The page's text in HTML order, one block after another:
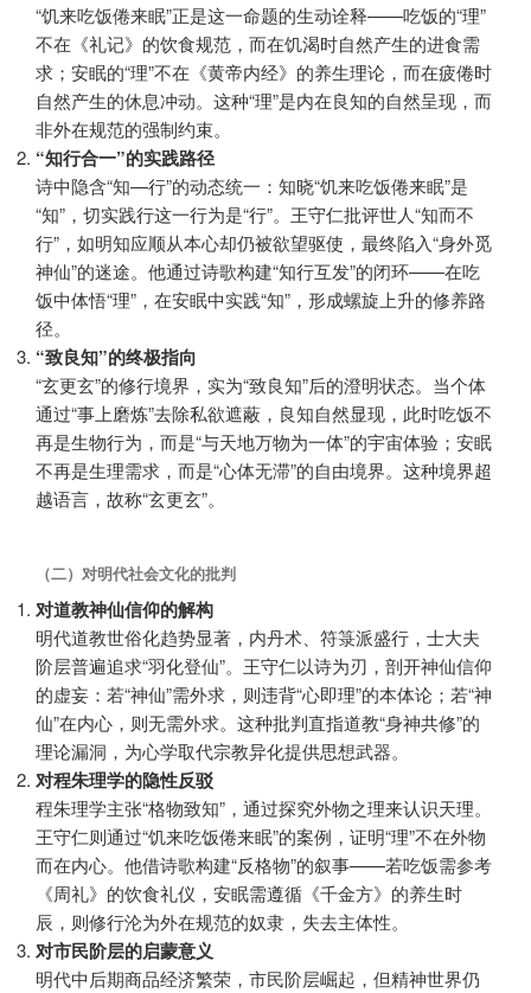
“饥来吃饭倦来眠”正是这一命题的生动诠释——吃饭的“理”
不在《礼记》的饮食规范，而在饥渴时自然产生的进食需
求；安眠的“理”不在《黄帝内经》的养生理论，而在疲倦时
自然产生的休息冲动。这种“理”是内在良知的自然呈现，而
非外在规范的强制约束。
“知行合一”的实践路径
诗中隐含“知—行”的动态统一：知晓“饥来吃饭倦来眠”是
“知”，切实践行这一行为是“行”。王守仁批评世人“知而不
行”，如明知应顺从本心却仍被欲望驱使，最终陷入“身外觅
神仙”的迷途。他通过诗歌构建“知行互发”的闭环——在吃
饭中体悟“理”，在安眠中实践“知”，形成螺旋上升的修养路
径。
“致良知”的终极指向
“玄更玄”的修行境界，实为“致良知”后的澄明状态。当个体
通过“事上磨炼”去除私欲遮蔽，良知自然显现，此时吃饭不
再是生物行为，而是“与天地万物为一体”的宇宙体验；安眠
不再是生理需求，而是“心体无滞”的自由境界。这种境界超
越语言，故称“玄更玄”。
（二）对明代社会文化的批判
对道教神仙信仰的解构
明代道教世俗化趋势显著，内丹术、符箓派盛行，士大夫
阶层普遍追求“羽化登仙”。王守仁以诗为刃，剖开神仙信仰
的虚妄：若“神仙”需外求，则违背“心即理”的本体论；若“神
仙”在内心，则无需外求。这种批判直指道教“身神共修”的
理论漏洞，为心学取代宗教异化提供思想武器。
对程朱理学的隐性反驳
程朱理学主张“格物致知”，通过探究外物之理来认识天理。
王守仁则通过“饥来吃饭倦来眠”的案例，证明“理”不在外物
而在内心。他借诗歌构建“反格物”的叙事——若吃饭需参考
《周礼》的饮食礼仪，安眠需遵循《千金方》的养生时
辰，则修行沦为外在规范的奴隶，失去主体性。
对市民阶层的启蒙意义
明代中后期商品经济繁荣，市民阶层崛起，但精神世界仍